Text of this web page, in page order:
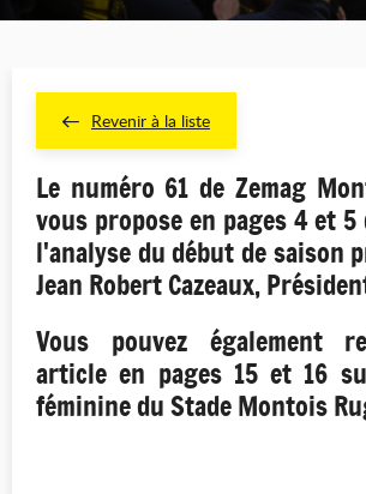
Revenir à la liste
Le numéro 61 de Zemag
vous propose en pages 4 et
l'analyse du début de saison
Jean Robert Cazeaux,
Vous pouvez également
article en pages 15 et 16
féminine du Stade Montois